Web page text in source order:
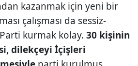
kazanmak için yeni bir
çalışması da sessiz-
kurmak kolay. 30 kişinin
dilekçeyi İçişleri